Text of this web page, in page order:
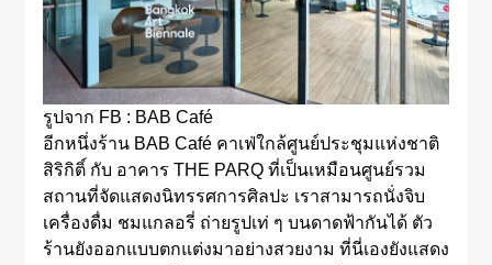
รูปจาก FB : BAB Café
อีกหนึ่งร้าน BAB Café คาเฟ่ใกล้ศูนย์ประชุมแห่งชาติ
สิริกิติ์ กับ อาคาร THE PARQ ที่เป็นเหมือนศูนย์รวม
สถานที่จัดแสดงนิทรรศการศิลปะ เราสามารถนั่งจิบ
เครื่องดื่ม ชมแกลอรี่ ถ่ายรูปเท่ ๆ บนดาดฟ้ากันได้ ตัว
ร้านยังออกแบบตกแต่งมาอย่างสวยงาม ที่นี่เองยังแสดง